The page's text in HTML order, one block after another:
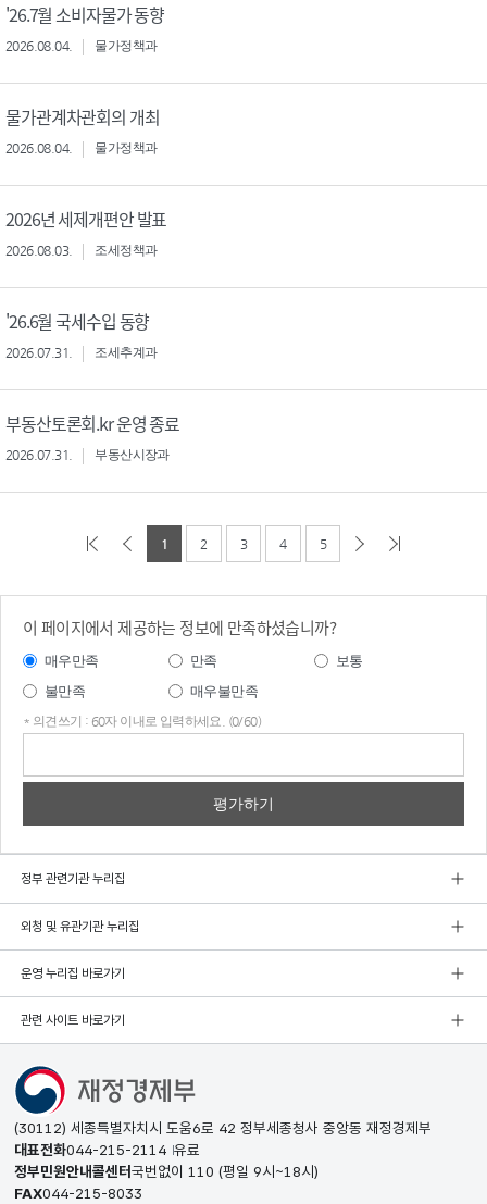
'26.7월 소비자물가 동향
2026.08.04. 물가정책과
물가관계차관회의 개최
2026.08.04. 물가정책과
2026년 세제개편안 발표
2026.08.03. 조세정책과
'26.6월 국세수입 동향
2026.07.31. 조세추계과
부동산토론회.kr 운영 종료
2026.07.31. 부동산시장과
1 2 3 4 5
이 페이지에서 제공하는 정보에 만족하셨습니까?
매우만족 만족
보통
불만족
매우불만족
* 의견쓰기 : 60자 이내로 입력하세요. (0/60)
정부 관련기관 누리집
외청 및 유관기관 누리집
운영 누리집 바로가기
관련 사이트 바로가기
(30112) 세종특별자치시 도움6로 42 정부세종청사 중앙동 재정경제부
대표전화044-215-2114 유료
정부민원안내콜센터국번없이 110 (평일 9시~18시)
FAX044-215-8033